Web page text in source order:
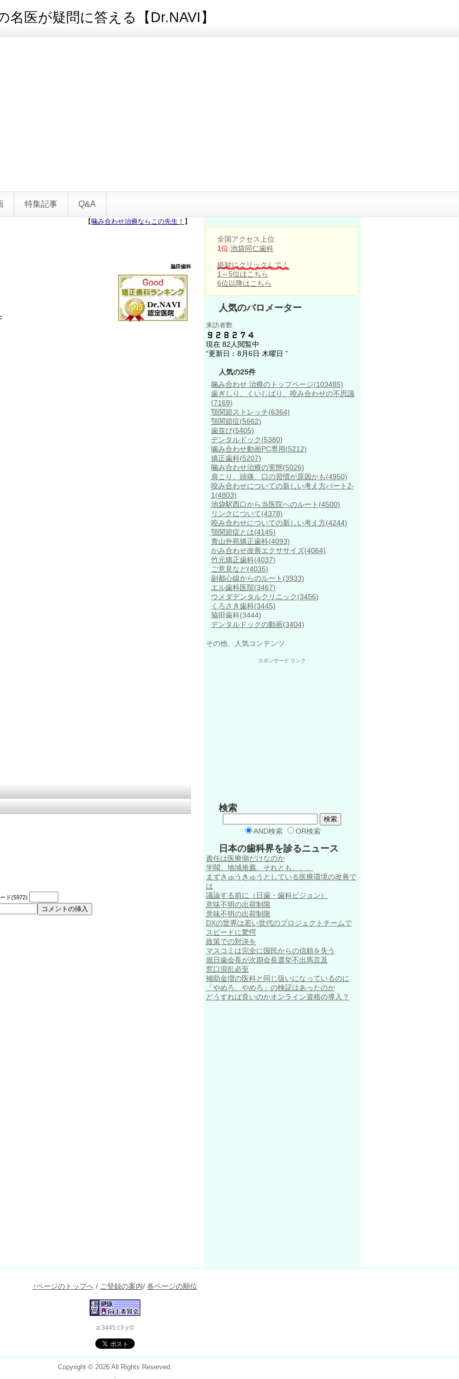
名医が疑問に答える【Dr.NAVI】
特集記事 Q&A
【噛み合わせ治療ならこの先生！ 】
脇田歯科
ド(5972)
全国アクセス上位
1位. 池袋同仁歯科
絶対にクリックして！
1～5位はこちら
6位以降はこちら
人気のバロメーター
来訪者数
現在 82人閲覧中
“更新日： 8月6日 木曜日 ”
人気の25件
噛み合わせ 治療のトップページ(103485)
歯ぎしり、くいしばり、咬み合わせの不思議
(7169)
顎関節ストレッチ(6364)
顎関節症(5662)
歯並び(5405)
デンタルドック(5380)
噛み合わせ動画PC専用(5212)
矯正歯科(5207)
噛み合わせ治療の実態(5026)
肩こり、頭痛、口の習慣が原因かも(4950)
咬み合わせについての新しい考え方パート2-
1(4803)
池袋駅西口から当医院へのルート (4500)
リンクについて(4378)
咬み合わせについての新しい考え方(4244)
顎関節症とは(4145)
青山外苑矯正歯科(4093)
かみ合わせ改善エクササイズ(4064)
竹元矯正歯科(4037)
ご意見など(4035)
副都心線からのルート (3933)
エル歯科医院(3467)
ウメダデンタルクリニック(3456)
くろさき歯科(3445)
脇田歯科(3444)
デンタルドックの動画(3404)
その他、人気コンテンツ
スポンサード リンク
検索
AND検索 OR検索
日本の歯科界を診るニュース
責任は医療側だけなのか
学閥、地域推薦、それとも、、、
まずきゅうきゅうとしている医療環境の改善で
は
議論する前に（日歯・歯科ビジョン）
意味不明の出荷制限
意味不明の出荷制限
DXの世界は若い世代のプロジェクトチームで
スピードに驚愕
政策での対決を
マスコミは完全に国民からの信頼を失う
堀日歯会長が次期会長選挙不出馬言及
窓口混乱必至
補助金増の医科と同じ扱いになっているのに
「やめろ、やめろ」の検証はあったのか
どうすれば良いのかオンライン資格の導入？
↑ページのトップへ/ ご登録の案内/ 各ページの順位
a:3445 t:3 y:0
Copyright © 2026 All Rights Reserved.
，